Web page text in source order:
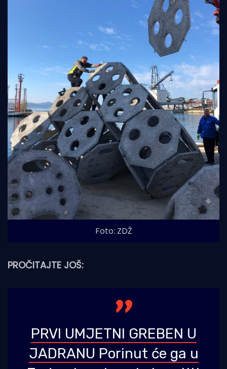
Foto: ZDŽ
PROČITAJTE JOŠ:
PRVI UMJETNI GREBEN U
JADRANU Porinut će ga u